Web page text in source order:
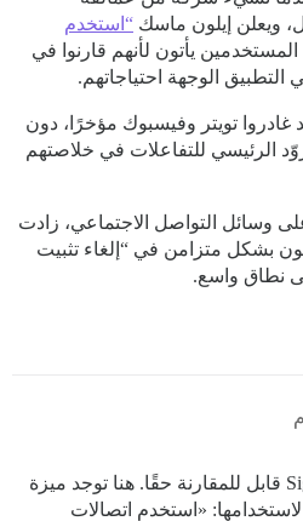
“استخدم
يأتون لأنهم قارنوا في
الوجهة احتياجاتهم.
تويتر وفيسبوك مؤخرًا، دون
الرئيسي للتفاعلات في خلاصتهم
وسائل التواصل الاجتماعي، زادت
بشكل متزامن في “إلغاء تثبيت
لست متأكدًا من أن مثال Signal قابل للمقارنة حقًا. هنا توجد ميزة
«استخدم اتصالات